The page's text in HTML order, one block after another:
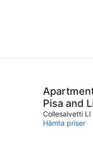
Pisa and
Collesalvetti LI
Hämta priser